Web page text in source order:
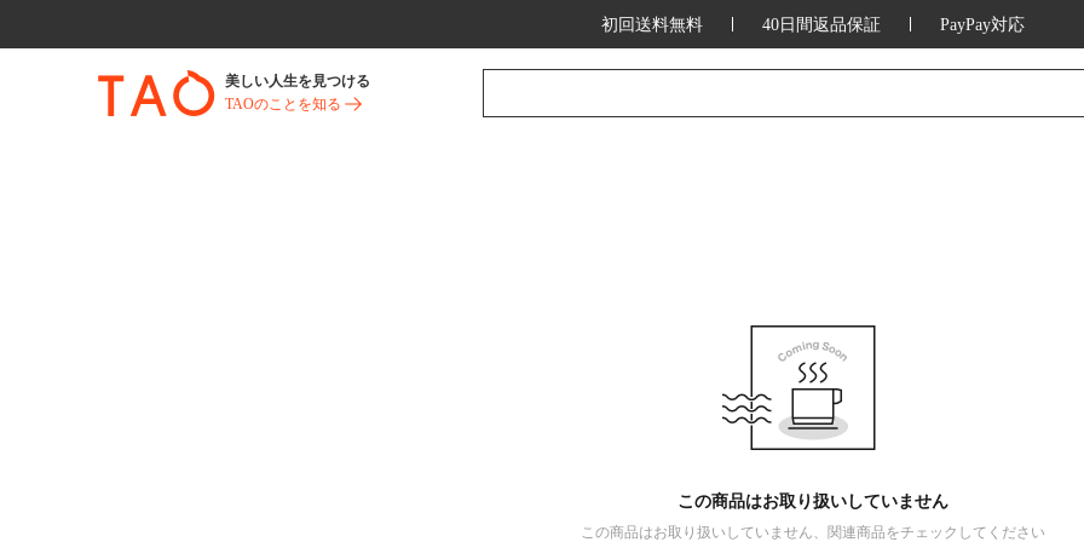
初回送料無料 40日間返品保証 PayPay対応
美しい人生を見つける
TAOのことを知る
この商品はお取り扱いしていません
この商品はお取り扱いしていません、関連商品をチェックしてください